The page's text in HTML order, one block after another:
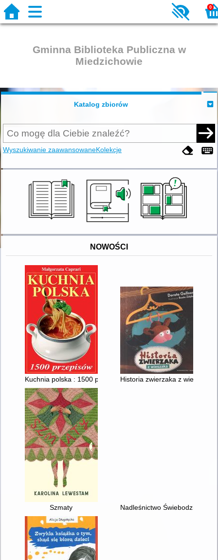
0
Gminna Biblioteka Publiczna w
Miedzichowie
Katalog zbiorów
Wyszukiwanie zaawansowaneKolekcje
NOWOŚCI
Kuchnia polska : 1500 przepisówHistoria zwierzaka z wieszaka
Szmaty Nadleśnictwo Świebodzin